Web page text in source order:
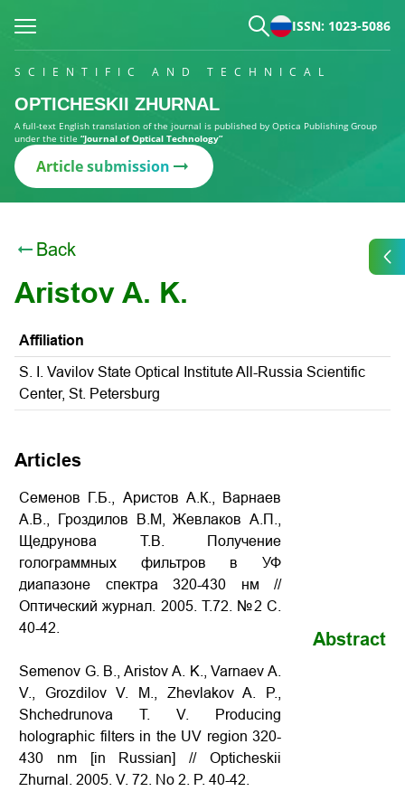
ISSN: 1023-5086
SCIENTIFIC AND TECHNICAL
OPTICHESKII ZHURNAL
A full-text English translation of the journal is published by Optica Publishing Group
under the title “Journal of Optical Technology”
Article submission
Back
Aristov A. K.
Affiliation
S. I. Vavilov State Optical Institute All-Russia Scientific
Center, St. Petersburg
Articles
Семенов Г.Б., Аристов А.К., Варнаев
А.В., Гроздилов В.М, Жевлаков А.П.,
Щедрунова Т.В. Получение
голограммных фильтров в УФ
диапазоне спектра 320-430 нм //
Оптический журнал. 2005. Т.72. №2 С.
40-42.
Semenov G. B., Aristov A. K., Varnaev A.
V., Grozdilov V. M., Zhevlakov A. P.,
Shchedrunova T. V. Producing
holographic filters in the UV region 320-
430 nm
[in Russian] // Opticheskii
Zhurnal. 2005. V. 72. No 2. P. 40-42.
Abstract